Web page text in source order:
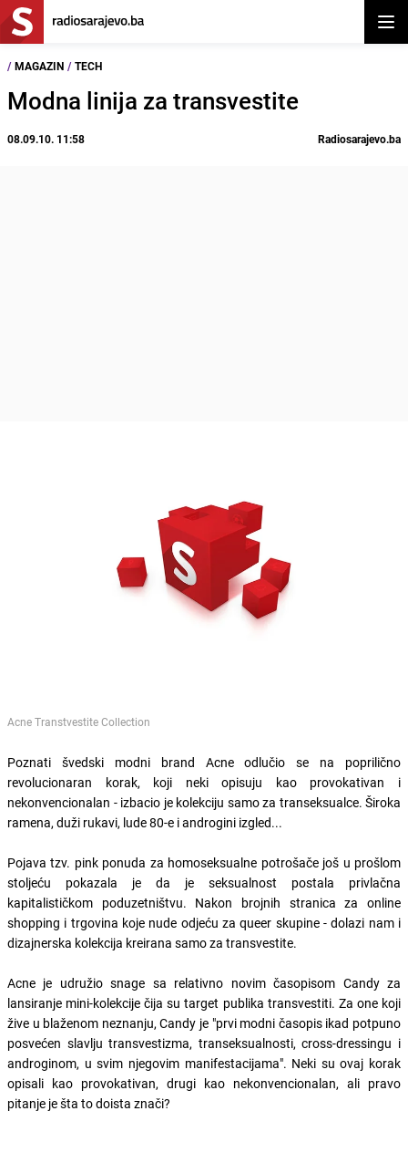
/ MAGAZIN / TECH
Modna linija za transvestite
08.09.10. 11:58 Radiosarajevo.ba
Acne Transtvestite Collection
Poznati švedski modni brand Acne odlučio se na poprilično
revolucionaran korak, koji neki opisuju kao provokativan i
nekonvencionalan - izbacio je kolekciju samo za transeksualce. Široka
ramena, duži rukavi, lude 80-e i androgini izgled...
Pojava tzv. pink ponuda za homoseksualne potrošače još u prošlom
stoljeću pokazala je da je seksualnost postala privlačna
kapitalističkom poduzetništvu. Nakon brojnih stranica za online
shopping i trgovina koje nude odjeću za queer skupine - dolazi nam i
dizajnerska kolekcija kreirana samo za transvestite.
Acne je udružio snage sa relativno novim časopisom Candy za
lansiranje mini-kolekcije čija su target publika transvestiti. Za one koji
žive u blaženom neznanju, Candy je "prvi modni časopis ikad potpuno
posvećen slavlju transvestizma, transeksualnosti, cross-dressingu i
androginom, u svim njegovim manifestacijama". Neki su ovaj korak
opisali kao provokativan, drugi kao nekonvencionalan, ali pravo
pitanje je šta to doista znači?